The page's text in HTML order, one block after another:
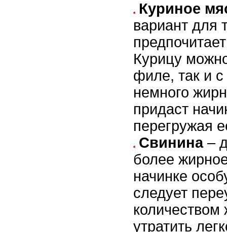
Куриное
вариант для
Курицу
филе, так и
немного
придаст
перегружая
Свинина–
более
начинке
следует
утратить